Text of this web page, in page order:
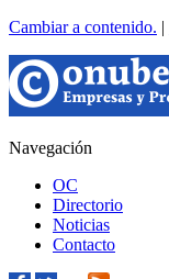
Cambiar a contenido. |
Navegación
OC
Directorio
Noticias
Contacto